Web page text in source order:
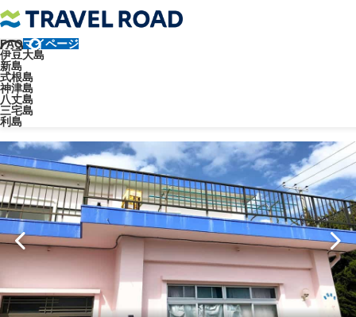
FAQマイページ
伊豆大島
新島
式根島
神津島
八丈島
三宅島
利島
トラベルロード
民宿
民宿 ヤジー